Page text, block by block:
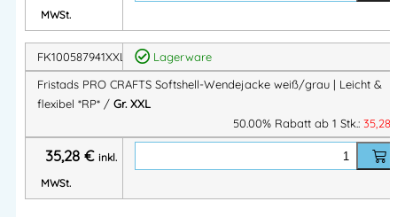
Technische Details
Merkmal
Beschreibung
Produkt
PRO CRAFTS Softshell-Wendejacke
Material
Softshell, 100 % Polyester
Gewicht
ca. 220 g/m²
Verschluss
Frontreißverschluss mit Kinnschutz
Taschen
MWSt.
FK100587941XXL
Lagerware
Fristads PRO CRAFTS Softshell-Wendejacke weiß/grau | Leicht &
flexibel *RP* / Gr. XXL
50.00% Rabatt ab 1 Stk.: 35,28
35,28 € inkl.
MWSt.